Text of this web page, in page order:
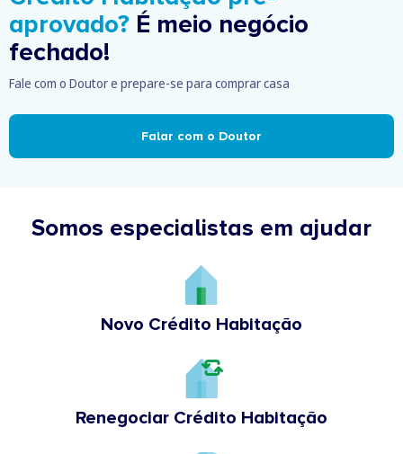
aprovado? É meio negócio
fechado!
Fale com o Doutor e prepare-se para comprar casa
Falar com o Doutor
Somos especialistas em ajudar
Novo Crédito Habitação
Renegociar Crédito Habitação